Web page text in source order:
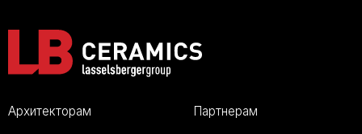
Архитекторам Партнерам